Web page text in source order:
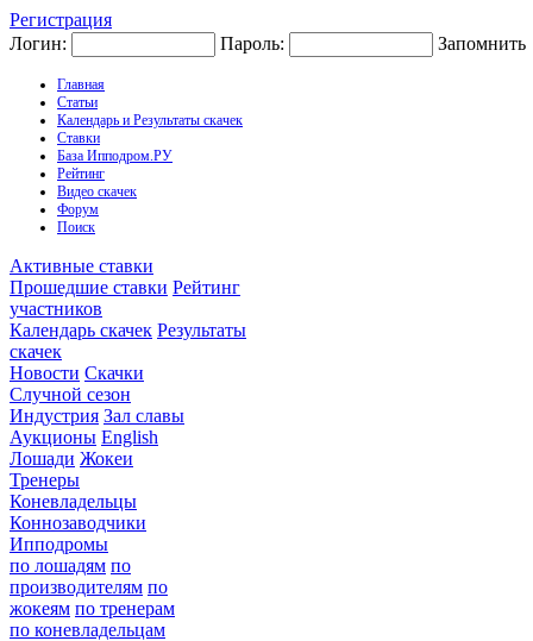
Регистрация
Логин:
Пароль: Запомнить
Главная
Статьи
Календарь и Результаты скачек
Ставки
База Ипподром.РУ
Рейтинг
Видео скачек
Форум
Поиск
Активные ставки
Прошедшие ставки Рейтинг
участников
Календарь скачек Результаты
скачек
Новости Скачки
Случной сезон
Индустрия Зал славы
Аукционы English
Лошади Жокеи
Тренеры
Коневладельцы
Коннозаводчики
Ипподромы
по лошадям по
производителям по
жокеям по тренерам
по коневладельцам